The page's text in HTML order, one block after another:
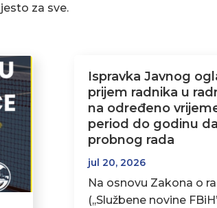
za sve.
Ispravka Javnog
prijem radnika u
na određeno
period do godinu
probnog rada
jul 20, 2026
Na osnovu Zakona o
(,,Službene novine